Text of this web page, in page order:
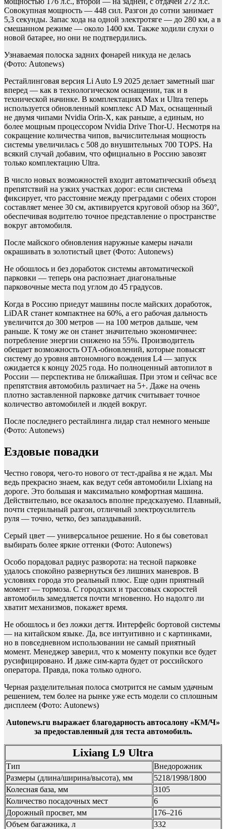
Совокупная мощность — 448 сил. Разгон до сотни занимает
5,3 секунды. Запас хода на одной электротяге — до 280 км, а в
смешанном режиме — около 1400 км. Также ходили слухи о
новой батарее, но они не подтвердились.
Узнаваемая полоска задних фонарей никуда не делась
(Фото: Autonews)
Рестайлинговая версия Li Auto L9 2025 делает заметный шаг
вперед — как в технологическом оснащении, так и в
технической начинке. В комплектациях Max и Ultra теперь
используется обновленный комплекс AD Max, оснащенный
не двумя чипами Nvidia Orin-X, как раньше, а единым, но
более мощным процессором Nvidia Drive Thor-U. Несмотря на
сокращение количества чипов, вычислительная мощность
системы увеличилась с 508 до внушительных 700 TOPS. На
всякий случай добавим, что официально в Россию завозят
только комплектацию Ultra.
В число новых возможностей входит автоматический объезд
препятствий на узких участках дорог: если система
фиксирует, что расстояние между преградами с обеих сторон
составляет менее 30 см, активируется круговой обзор на 360°,
обеспечивая водителю точное представление о пространстве
вокруг автомобиля.
После майского обновления наружные камеры начали
окрашивать в золотистый цвет (Фото: Autonews)
Не обошлось и без доработок системы автоматической
парковки — теперь она распознает диагональные
парковочные места под углом до 45 градусов.
Когда в Россию приедут машины после майских доработок,
LiDAR станет компактнее на 60%, а его рабочая дальность
увеличится до 300 метров — на 100 метров дальше, чем
раньше. К тому же он станет значительно экономичнее:
потребление энергии снижено на 55%. Производитель
обещает возможность OTA-обновлений, которые повысят
систему до уровня автономного вождения L4 — запуск
ожидается к концу 2025 года. Но полноценный автопилот в
России — перспектива не ближайшая. При этом и сейчас все
препятствия автомобиль различает на 5+. Даже на очень
плотно заставленной парковке датчик считывает точное
количество автомобилей и людей вокруг.
После последнего рестайлинга лидар стал немного меньше
(Фото: Autonews)
Ездовые повадки
Честно говоря, чего-то нового от тест-драйва я не ждал. Мы
ведь прекрасно знаем, как ведут себя автомобили Lixiang на
дороге. Это большая и максимально комфортная машина.
Действительно, все оказалось вполне предсказуемо. Плавный,
почти стерильный разгон, отличный электроусилитель
руля — точно, четко, без запаздываний.
Серый цвет — универсальное решение. Но я бы советовал
выбирать более яркие оттенки (Фото: Autonews)
Особо порадовал радиус разворота: на тесной парковке
удалось спокойно развернуться без лишних маневров. В
условиях города это реальный плюс. Еще один приятный
момент — тормоза. С городских и трассовых скоростей
автомобиль замедляется почти мгновенно. Но надолго ли
хватит механизмов, покажет время.
Не обошлось и без ложки дегтя. Интерфейс бортовой системы
— на китайском языке. Да, все интуитивно и с картинками,
но в повседневном использовании не самый приятный
момент. Менеджер заверил, что к моменту покупки все будет
русифицировано. И даже сим-карта будет от российского
оператора. Правда, пока только одного.
Черная разделительная полоса смотрится не самым удачным
решением, тем более на рынке уже есть модели со сплошным
дисплеем (Фото: Autonews)
Autonews.ru выражает благодарность автосалону «КМ/Ч»
за предоставленный для теста автомобиль.
Lixiang L9 Ultra
Тип
Внедорожник
Размеры (длина/ширина/высота), мм
5218/1998/1800
Колесная база, мм
3105
Количество посадочных мест
6
Дорожный просвет, мм
176–216
Объем багажника, л
332